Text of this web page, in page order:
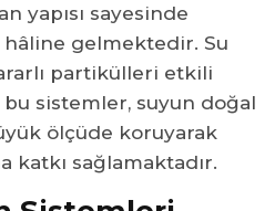
yapısı sayesinde
gelmektedir. Su
partikülleri etkili
sistemler, suyun doğal
ölçüde koruyarak
katkı sağlamaktadır.